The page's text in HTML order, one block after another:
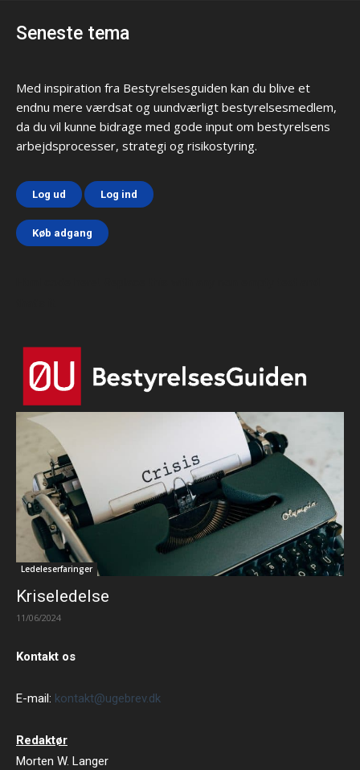
Seneste tema
Med inspiration fra Bestyrelsesguiden kan du blive et
endnu mere værdsat og uundværligt bestyrelsesmedlem,
da du vil kunne bidrage med gode input om bestyrelsens
arbejdsprocesser, strategi og risikostyring.
Log ud Log ind
Køb adgang
Ledeleserfaringer
Kriseledelse
11/06/2024
Kontakt os
E-mail: kontakt@ugebrev.dk
Redaktør
Morten W. Langer